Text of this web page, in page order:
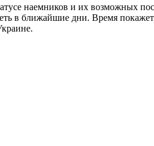
наемников и их возможных
в ближайшие дни. Время